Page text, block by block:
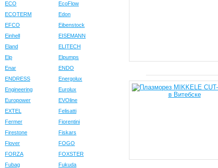
ECO
EcoFlow
ECOTERM
Edon
EFCO
Eibenstock
Einhell
EISEMANN
Eland
ELITECH
Elp
Elpumps
Enar
ENDO
ENDRESS
Energolux
Engineering
Eurolux
Europower
EVOline
EXTEL
Felisatti
Fermer
Fiorentini
Firestone
Fiskars
Flover
FOGO
FORZA
FOXSTER
Fubag
Fukuda